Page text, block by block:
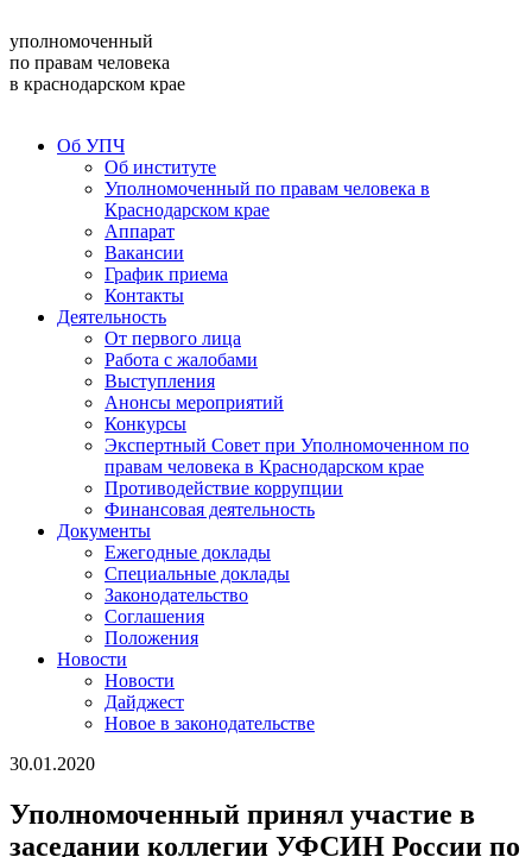
уполномоченный
по правам человека
в краснодарском крае
Об УПЧ
Об институте
Уполномоченный по правам человека в
Краснодарском крае
Аппарат
Вакансии
График приема
Контакты
Деятельность
От первого лица
Работа с жалобами
Выступления
Анонсы мероприятий
Конкурсы
Экспертный Совет при Уполномоченном по
правам человека в Краснодарском крае
Противодействие коррупции
Финансовая деятельность
Документы
Ежегодные доклады
Специальные доклады
Законодательство
Соглашения
Положения
Новости
Новости
Дайджест
Новое в законодательстве
30.01.2020
Уполномоченный принял участие в
заседании коллегии УФСИН России по